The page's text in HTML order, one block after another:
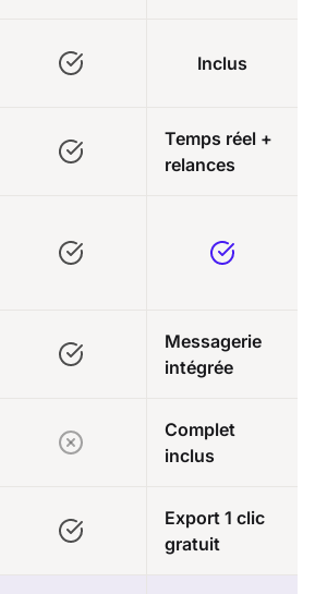
Inclus
Temps réel +
relances
Messagerie
intégrée
Complet
inclus
Export 1 clic
gratuit